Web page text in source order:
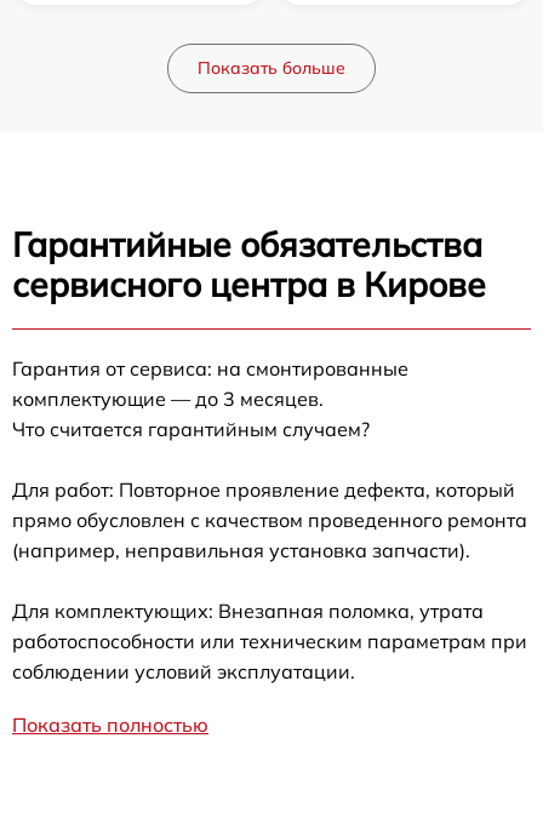
Показать больше
Гарантийные обязательства
сервисного центра в Кирове
Гарантия от сервиса: на смонтированные
комплектующие — до 3 месяцев.
Что считается гарантийным случаем?
Для работ: Повторное проявление дефекта, который
прямо обусловлен с качеством проведенного ремонта
(например, неправильная установка запчасти).
Для комплектующих: Внезапная поломка, утрата
работоспособности или техническим параметрам при
соблюдении условий эксплуатации.
Показать полностью